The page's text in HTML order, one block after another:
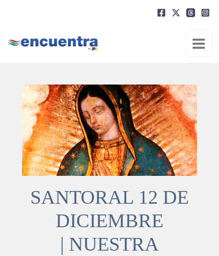
SANTORAL 12 DE
DICIEMBRE
| NUESTRA